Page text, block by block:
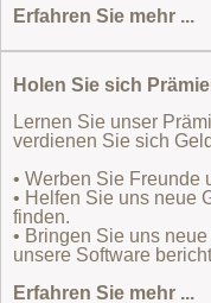
Erfahren Sie mehr ...
Holen Sie sich
Lernen Sie unser
verdienen Sie sich
• Werben Sie Freunde
• Helfen Sie uns neue
finden.
• Bringen Sie uns
unsere Software
Erfahren Sie mehr ...